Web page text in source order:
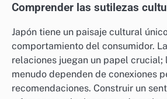
Comprender las sutilezas
Japón tiene un paisaje cultural
comportamiento del consumidor.
relaciones juegan un papel crucial;
menudo dependen de conexiones
recomendaciones. Construir un